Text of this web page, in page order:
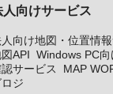
人向けサービス
向け地図・位置情
API Windows PC
サービス
MAP
ジ